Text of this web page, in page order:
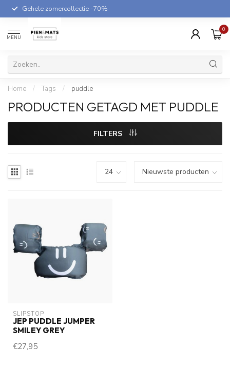
Gehele zomercollectie -70%
MENU
0
Home / Tags / puddle
PRODUCTEN GETAGD MET PUDDLE
FILTERS
SLIPSTOP
JEP PUDDLE JUMPER
SMILEY GREY
€27,95